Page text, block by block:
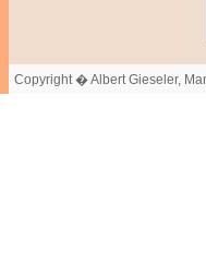
Copyright � Albert Gieseler,